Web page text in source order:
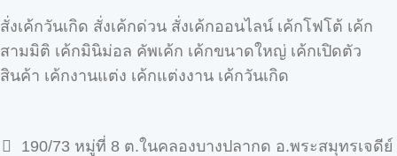
สั่งเค้กวันเกิด สั่งเค้กด่วน สั่งเค้กออนไลน์ เค้กโฟโต้ เค้ก
สามมิติ เค้กมินิม่อล คัพเค้ก เค้กขนาดใหญ่ เค้กเปิดตัว
สินค้า เค้กงานแต่ง เค้กแต่งงาน เค้กวันเกิด
190/73 หมู่ที่ 8 ต.ในคลองบางปลากด อ.พระสมุทรเจดีย์